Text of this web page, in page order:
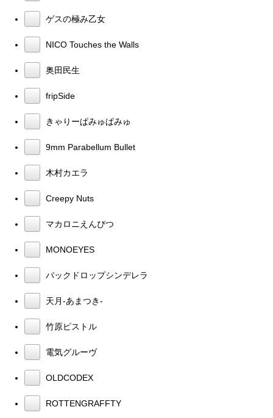
ゲスの極み乙女
NICO Touches the Walls
奥田民生
fripSide
きゃりーぱみゅぱみゅ
9mm Parabellum Bullet
木村カエラ
Creepy Nuts
マカロニえんぴつ
MONOEYES
バックドロップシンデレラ
天月-あまつき-
竹原ピストル
電気グルーヴ
OLDCODEX
ROTTENGRAFFTY